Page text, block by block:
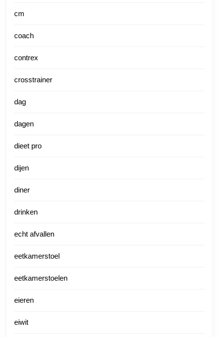
cm
coach
contrex
crosstrainer
dag
dagen
dieet pro
dijen
diner
drinken
echt afvallen
eetkamerstoel
eetkamerstoelen
eieren
eiwit